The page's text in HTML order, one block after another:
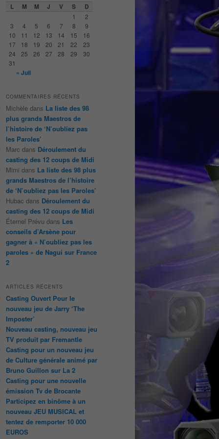
L M M J V S D
1
2
3
4 5 6 7 8
9
10
11 12 13 14 15
16
17
18 19 20 21 22
23
24
25 26 27 28 29
30
31
« Juil
COMMENTAIRES RÉCENTS
Michèle dans La liste des 98
plus grands Maestros de
l’histoire de ‘N’oubliez pas
les Paroles’
Marc dans Déroulement du
casting des 12 coups de Midi
Mimi dans La liste des 98 plus
grands Maestros de l’histoire
de ‘N’oubliez pas les Paroles’
Hubac dans Déroulement du
casting des 12 coups de Midi
Éternel Prévu dans Les
conseils d’Arsène pour
gagner à « N’oubliez pas les
paroles » de Nagui sur France
2
ARTICLES RÉCENTS
Casting Ouvert Pour le
nouveau jeu de Jarry ‘The
Imposter’
Nouveau casting, nouveau jeu
TV produit par Fremantle
Casting pour un nouveau jeu
de Culture générale animé par
Bruno Guillon sur La 2
Casting pour une nouvelle
émission Tv de Brocante
Participez en binôme à un
nouveau JEU MUSICAL et
tentez de remporter 10 000
EUROS